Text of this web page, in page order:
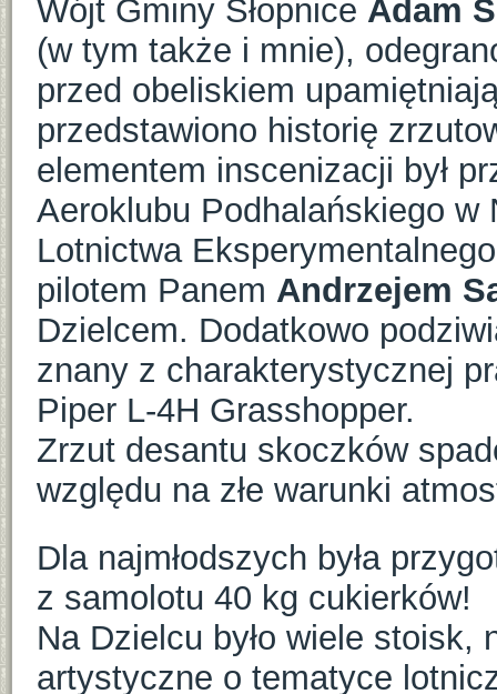
Wójt Gminy Słopnice Adam
(w tym także i mnie),
przed obeliskiem
przedstawiono historię
elementem inscenizacji był
Aeroklubu Podhalańskiego
Lotnictwa
pilotem Panem Andrzejem
Dzielcem. Dodatkowo
znany z charakterystycznej
Piper L-4H Grasshopper.
Zrzut desantu skoczków
względu na złe warunki
Dla najmłodszych była
z samolotu 40 kg cukierków!
Na Dzielcu było wiele
artystyczne o tematyce